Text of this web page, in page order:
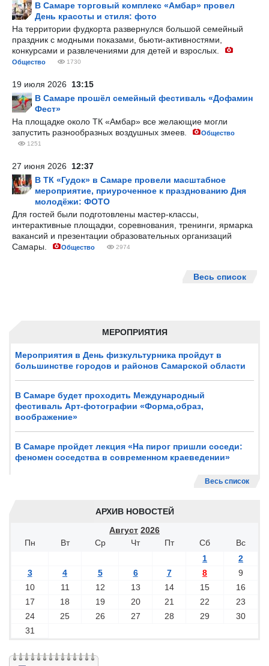
МЕРОПРИЯТИЯ
Мероприятия в День физкультурника пройдут в
большинстве городов и районов Самарской области
В Самаре будет проходить Международный
фестиваль Арт-фотографии «Форма,образ,
воображение»
В Самаре пройдет лекция «На пирог пришли соседи:
феномен соседства в современном краеведении»
Весь список
АРХИВ НОВОСТЕЙ
Август 2026
Пн
Вт Ср Чт Пт Сб
Вс
1
2
3
4 5 6 7 8
9
10
11 12 13 14 15
16
17
18 19 20 21 22
23
24
25 26 27 28 29
30
31
В Самаре торговый комплекс «Амбар» провел
День красоты и стиля: фото
На территории фудкорта развернулся большой семейный
праздник с модными показами, бьюти-активностями,
конкурсами и развлечениями для детей и взрослых.
Общество 1730
19 июля 2026 13:15
В Самаре прошёл семейный фестиваль «Дофамин
Фест»
На площадке около ТК «Амбар» все желающие могли
запустить разнообразных воздушных змеев.
Общество
1251
27 июня 2026 12:37
В ТК «Гудок» в Самаре провели масштабное
мероприятие, приуроченное к празднованию Дня
молодёжи: ФОТО
Для гостей были подготовлены мастер-классы,
интерактивные площадки, соревнования, тренинги, ярмарка
вакансий и презентации образовательных организаций
Самары.
Общество 2974
Весь список